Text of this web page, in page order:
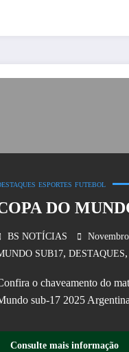
ESPORTES FUTEBOL
DO
BS NOTÍCIAS
SUB17, DESTAQUES,
o chaveamento do
sub-17 2025
Consulte mais informação